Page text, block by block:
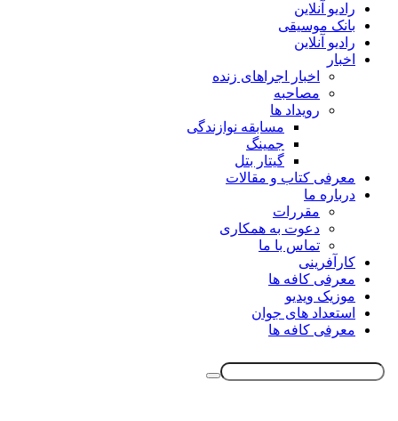
رادیو آنلاین
بانک موسیقی
رادیو آنلاین
اخبار
اخبار اجراهای زنده
مصاحبه
رویداد ها
مسابقه نوازندگی
جمینگ
گیتار بتل
معرفی کتاب و مقالات
درباره ما
مقررات
دعوت به همکاری
تماس با ما
کارآفرینی
معرفی کافه ها
موزیک ویدیو
استعداد های جوان
معرفی کافه ها